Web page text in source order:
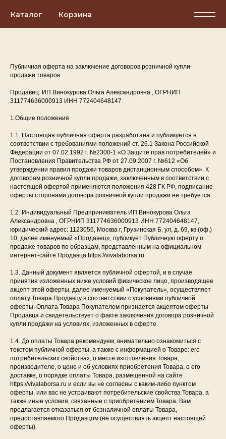
Публичная оферта на заключение договоров розничной купли-
продажи товаров
Продавец: ИП Винокурова Ольга Александровна , ОГРНИП
311774636000913 ИНН 772404648147
1.Общие положения
1.1. Настоящая публичная оферта разработана и публикуется в
соответствии с требованиями положений ст. 26.1 Закона Российской
Федерации от 07.02.1992 г. №2300-1 «О Защите прав потребителей» и
Постановления Правительства РФ от 27.09.2007 г. №612 «Об
утверждении правил продажи товаров дистанционным способом». К
договорам розничной купли продажи, заключенным в соответствии с
настоящей офертой применяются положения 428 ГК РФ, подписание
оферты сторонами договора розничной купли продажи не требуется.
1.2. Индивидуальный Предприниматель ИП Винокурова Ольга
Александровна , ОГРНИП 311774636000913 ИНН 772404648147,
юридический адрес: 1123056, Москва г, Грузинская Б. ул, д. 69, кв.(оф.)
10, далее именуемый «Продавец», публикует Публичную оферту о
продаже товаров по образцам, представленным на официальном
интернет-сайте Продавца https://vivalaborsa.ru.
1.3. Данный документ является публичной офертой, и в случае
принятия изложенных ниже условий физическое лицо, производящее
акцепт этой оферты, далее именуемый «Покупатель», осуществляет
оплату Товара Продавцу в соответствии с условиями публичной
оферты. Оплата Товара Покупателем признается акцептом оферты
Продавца и свидетельствует о факте заключения договора розничной
купли продажи на условиях, изложенных в оферте.
1.4. До оплаты Товара рекомендуем, внимательно ознакомиться с
текстом публичной оферты, а также с информацией о Товаре: его
потребительских свойствах, о месте изготовления Товара,
производителе, о цене и об условиях приобретения Товара, о его
доставке, о порядке оплаты Товара, размещенной на сайте
https://vivalaborsa.ru и если вы не согласны с каким-либо пунктом
оферты, или вас не устраивают потребительские свойства Товара, а
также иные условия, связанные с приобретением Товара, Вам
предлагается отказаться от безналичной оплаты Товара,
предоставляемого Продавцом (не осуществлять акцепт настоящей
оферты).